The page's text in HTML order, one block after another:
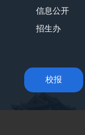
信息公开
招生办
校报